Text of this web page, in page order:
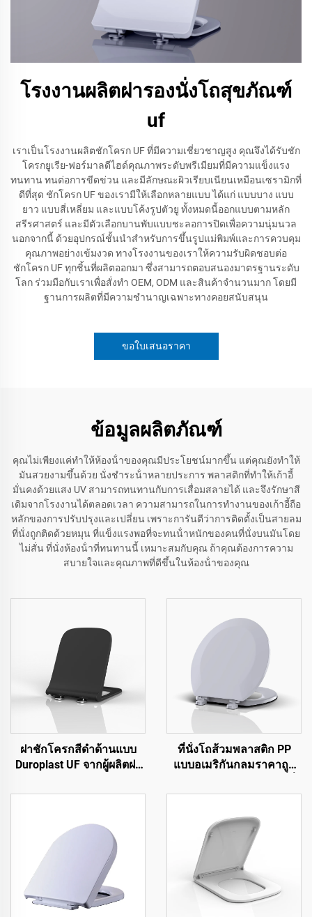
โรงงานผลิตฝารองนั่งโถสุขภัณฑ์
uf
เราเป็นโรงงานผลิตชักโครก UF ที่มีความเชี่ยวชาญสูง คุณจึงได้รับชัก
โครกยูเรีย-ฟอร์มาลดีไฮด์คุณภาพระดับพรีเมียมที่มีความแข็งแรง
ทนทาน ทนต่อการขีดข่วน และมีลักษณะผิวเรียบเนียนเหมือนเซรามิกที่
ดีที่สุด ชักโครก UF ของเรามีให้เลือกหลายแบบ ได้แก่ แบบบาง แบบ
ยาว แบบสี่เหลี่ยม และแบบโค้งรูปตัวยู ทั้งหมดนี้ออกแบบตามหลัก
สรีรศาสตร์ และมีตัวเลือกบานพับแบบชะลอการปิดเพื่อความนุ่มนวล
นอกจากนี้ ด้วยอุปกรณ์ชั้นนำสำหรับการขึ้นรูปแม่พิมพ์และการควบคุม
คุณภาพอย่างเข้มงวด ทางโรงงานของเราให้ความรับผิดชอบต่อ
ชักโครก UF ทุกชิ้นที่ผลิตออกมา ซึ่งสามารถตอบสนองมาตรฐานระดับ
โลก ร่วมมือกับเราเพื่อสั่งทำ OEM, ODM และสินค้าจำนวนมาก โดยมี
ฐานการผลิตที่มีความชำนาญเฉพาะทางคอยสนับสนุน
ขอใบเสนอราคา
ข้อมูลผลิตภัณฑ์
คุณไม่เพียงแค่ทําให้ห้องน้ําของคุณมีประโยชน์มากขึ้น แต่คุณยังทําให้
มันสวยงามขึ้นด้วย นั่งชําระน้ําหลายประการ พลาสติกที่ทําให้เก้าอี้
มั่นคงด้วยแสง UV สามารถทนทานกับการเสื่อมสลายได้ และจึงรักษาสี
เดิมจากโรงงานได้ตลอดเวลา ความสามารถในการทํางานของเก้าอี้ถือ
หลักของการปรับปรุงและเปลี่ยน เพราะการันตีว่าการติดตั้งเป็นสายลม
ที่นั่งถูกติดด้วยหมุน ที่แข็งแรงพอที่จะทนน้ําหนักของคนที่นั่งบนมันโดย
ไม่สั่น ที่นั่งห้องน้ําที่ทนทานนี้ เหมาะสมกับคุณ ถ้าคุณต้องการความ
สบายใจและคุณภาพที่ดีขึ้นในห้องน้ําของคุณ
ฝาชักโครกสีดำด้านแบบ
Duroplast UF จากผู้ผลิตฝา
ที่นั่งโถส้วมพลาสติก PP
แบบอเมริกันกลมราคาถูก
ส้วม